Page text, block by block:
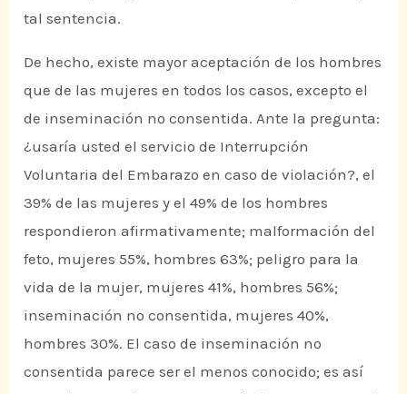
tal sentencia.
De hecho, existe mayor aceptación de los hombres
que de las mujeres en todos los casos, excepto el
de inseminación no consentida. Ante la pregunta:
¿usaría usted el servicio de Interrupción
Voluntaria del Embarazo en caso de violación?, el
39% de las mujeres y el 49% de los hombres
respondieron afirmativamente; malformación del
feto, mujeres 55%, hombres 63%; peligro para la
vida de la mujer, mujeres 41%, hombres 56%;
inseminación no consentida, mujeres 40%,
hombres 30%. El caso de inseminación no
consentida parece ser el menos conocido; es así